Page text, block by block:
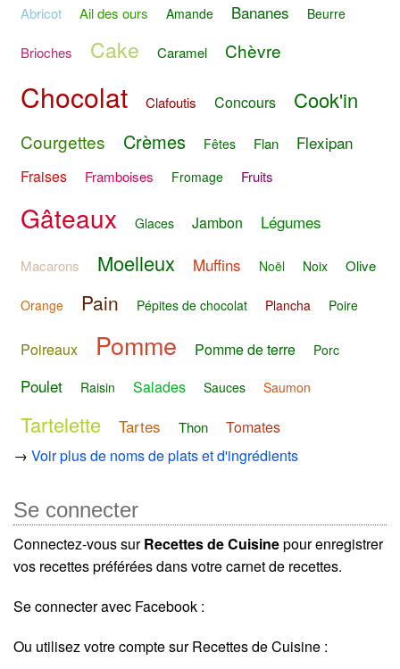
Abricot Ail des ours Amande Bananes Beurre
Brioches Cake Caramel Chèvre
Chocolat Clafoutis Concours Cook'in
Courgettes Crèmes Fêtes Flan Flexipan
Fraises Framboises Fromage Fruits
Gâteaux Glaces Jambon Légumes
Macarons Moelleux Muffins Noël Noix Olive
Orange Pain Pépites de chocolat Plancha Poire
Poireaux Pomme Pomme de terre Porc
Poulet Raisin Salades Sauces Saumon
Tartelette Tartes Thon
Tomates
→ Voir plus de noms de plats et d'ingrédients
Se connecter
Connectez-vous surRecettes de Cuisinepour enregistrer
vos recettes préférées dans votre carnet de recettes.
Se connecter avec Facebook :
Ou utilisez votre compte sur Recettes de Cuisine :